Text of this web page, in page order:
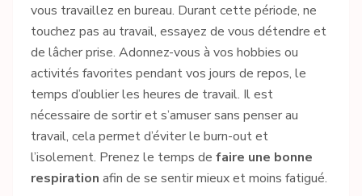
vous travaillez en bureau. Durant cette période, ne
touchez pas au travail, essayez de vous détendre et
de lâcher prise. Adonnez-vous à vos hobbies ou
activités favorites pendant vos jours de repos, le
temps d’oublier les heures de travail. Il est
nécessaire de sortir et s’amuser sans penser au
travail, cela permet d’éviter le burn-out et
l’isolement. Prenez le temps de faire une bonne
respiration afin de se sentir mieux et moins fatigué.